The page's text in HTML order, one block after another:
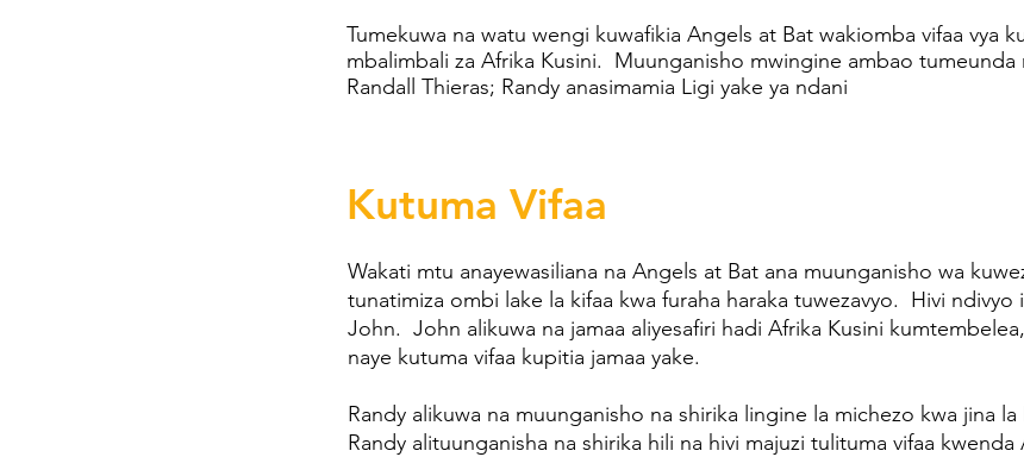
Tumekuwa na watu wengi kuwafikia Angels at Bat wakiomba vifaa vya
mbalimbali za Afrika Kusini. Muunganisho mwingine ambao tumeunda
Randall Thieras; Randy anasimamia Ligi yake ya ndani
Kutuma Vifaa
Wakati mtu anayewasiliana na Angels at Bat ana muunganisho wa
tunatimiza ombi lake la kifaa kwa furaha haraka tuwezavyo. Hivi ndivyo
John. John alikuwa na jamaa aliyesafiri hadi Afrika Kusini
naye kutuma vifaa kupitia jamaa yake.
Randy alikuwa na muunganisho na shirika lingine la michezo kwa jina la
Randy alituunganisha na shirika hili na hivi majuzi tulituma vifaa kwenda